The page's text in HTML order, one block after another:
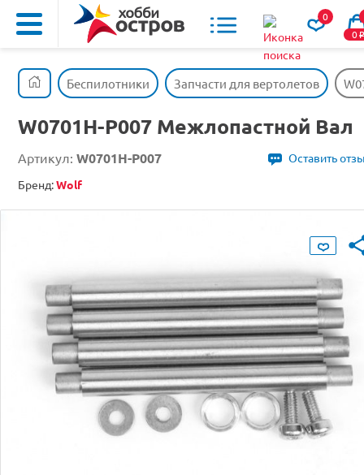
0
0o
Беспилотники Запчасти для вертолетов
W0701H-P007 Межлопастной Вал
Артикул: W0701H-P007
Оставить
Бренд:Wolf